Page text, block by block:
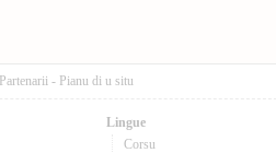
Partenarii - Pianu di u situ
Lingue
Corsu